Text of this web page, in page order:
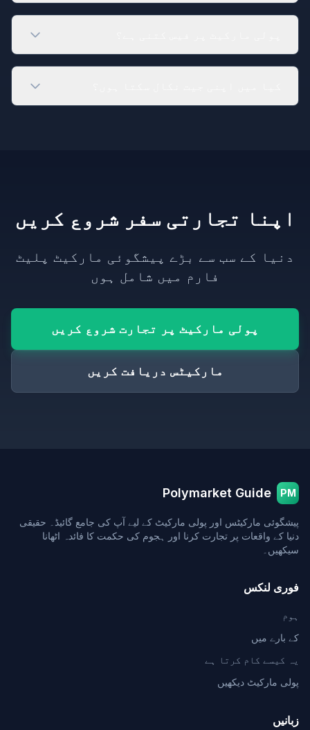
اپنا تجارتی سفر شروع کریں
دنیا کے سب سے بڑے پیشگوئی مارکیٹ پلیٹ
فارم میں شامل ہوں
پولی مارکیٹ پر تجارت شروع کریں
مارکیٹس دریافت کریں
PM
Polymarket Guide
پیشگوئی مارکیٹس اور پولی مارکیٹ کے لیے آپ کی جامع گائیڈ۔ حقیقی
دنیا کے واقعات پر تجارت کرنا اور ہجوم کی حکمت کا فائدہ اٹھانا
سیکھیں۔
فوری لنکس
ہوم
کے بارے میں
یہ کیسے کام کرتا ہے
پولی مارکیٹ دیکھیں
زبانیں